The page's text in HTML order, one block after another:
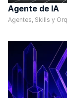
Agente de IA
Agentes, Skills y